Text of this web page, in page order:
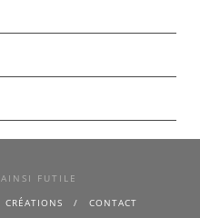
FUTILE
CRÉATIONS CONTACT